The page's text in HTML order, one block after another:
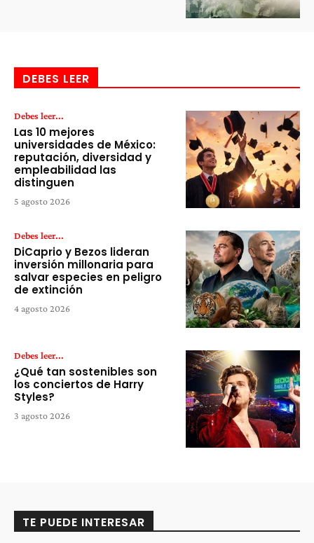
DEBES LEER
Debes leer...
Las 10 mejores
universidades de México:
reputación, diversidad y
empleabilidad las
distinguen
5 agosto 2026
Debes leer...
DiCaprio y Bezos lideran
inversión millonaria para
salvar especies en peligro
de extinción
4 agosto 2026
Debes leer...
¿Qué tan sostenibles son
los conciertos de Harry
Styles?
3 agosto 2026
TE PUEDE INTERESAR